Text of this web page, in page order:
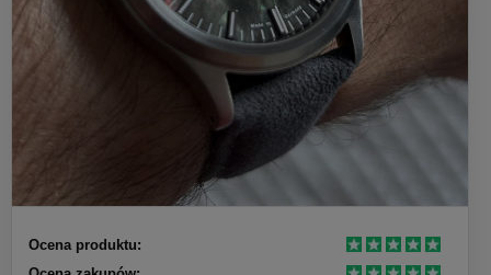
Ocena produktu: